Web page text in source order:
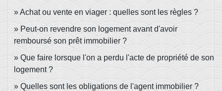
Achat ou vente en viager : quelles sont les règles ?
Peut-on revendre son logement avant d'avoir
remboursé son prêt immobilier ?
Que faire lorsque l'on a perdu l'acte de propriété de son
logement ?
Quelles sont les obligations de l'agent immobilier ?